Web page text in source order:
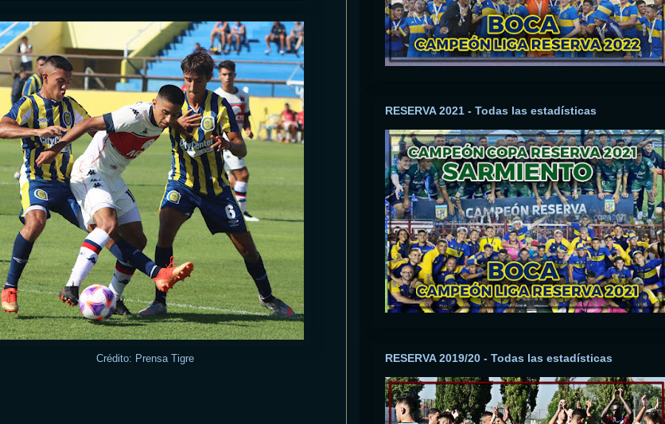
Crédito: Prensa Tigre
RESERVA 2021 - Todas las estadísticas
RESERVA 2019/20 - Todas las estadísticas